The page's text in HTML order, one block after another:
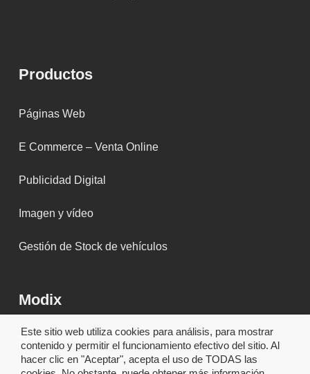
Productos
Páginas Web
E Commerce – Venta Online
Publicidad Digital
Imagen y vídeo
Gestión de Stock de vehículos
Modix
Sobre nosotros
Este sitio web utiliza cookies para análisis, para mostrar
contenido y permitir el funcionamiento efectivo del sitio. Al
hacer clic en "Aceptar", acepta el uso de TODAS las